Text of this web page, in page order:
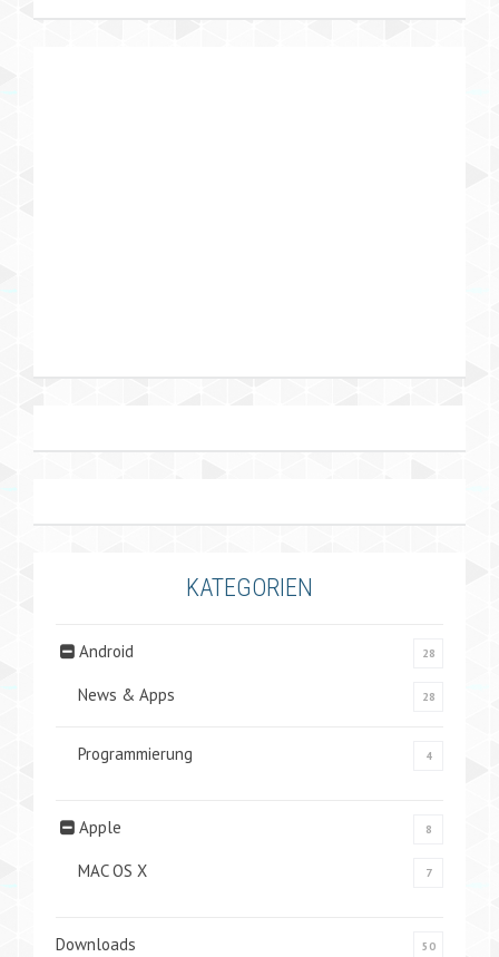
KATEGORIEN
Android 28
News & Apps 28
Programmierung 4
Apple 8
MAC OS X 7
Downloads 50